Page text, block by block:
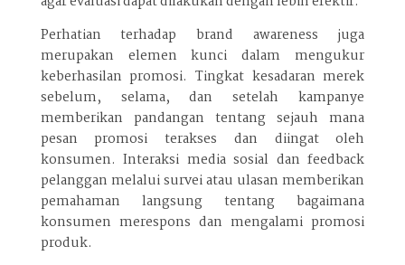
Perhatian terhadap brand awareness juga
merupakan elemen kunci dalam mengukur
keberhasilan promosi. Tingkat kesadaran merek
sebelum, selama, dan setelah kampanye
memberikan pandangan tentang sejauh mana
pesan promosi terakses dan diingat oleh
konsumen. Interaksi media sosial dan feedback
pelanggan melalui survei atau ulasan memberikan
pemahaman langsung tentang bagaimana
konsumen merespons dan mengalami promosi
produk.